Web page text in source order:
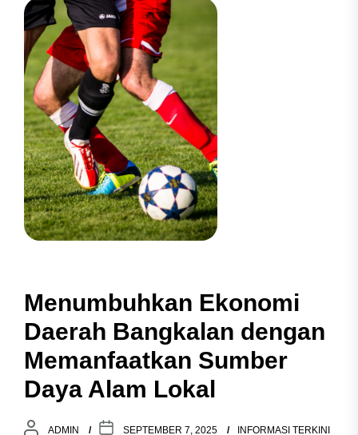
Menumbuhkan Ekonomi
Daerah Bangkalan dengan
Memanfaatkan Sumber
Daya Alam Lokal
ADMIN SEPTEMBER 7, 2025 INFORMASI TERKINI